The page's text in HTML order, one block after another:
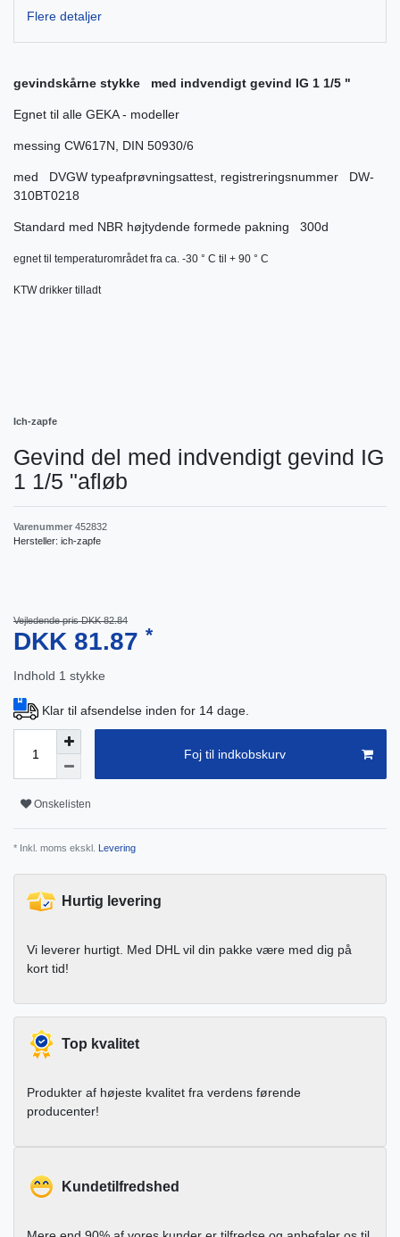
Flere detaljer
gevindskårne stykke med indvendigt gevind IG 1 1/5 "
Egnet til alle GEKA - modeller
messing CW617N, DIN 50930/6
med DVGW typeafprøvningsattest, registreringsnummer DW-
310BT0218
Standard med NBR højtydende formede pakning 300d
egnet til temperaturområdet fra ca. -30 ° C til + 90 ° C
KTW drikker tilladt
Ich-zapfe
Gevind del med indvendigt gevind IG
1 1/5 "afløb
Varenummer 452832
Hersteller: ich-zapfe
Vejledende pris DKK 82.84
DKK 81.87 *
Indhold 1 stykke
Klar til afsendelse inden for 14 dage.
Foj til indkobskurv
Onskelisten
* Inkl. moms ekskl. Levering
Hurtig levering
Vi leverer hurtigt. Med DHL vil din pakke være med dig på
kort tid!
Top kvalitet
Produkter af højeste kvalitet fra verdens førende
producenter!
Kundetilfredshed